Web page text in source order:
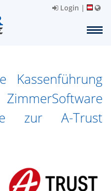
Login |
Kassenführung
zur A-Trust